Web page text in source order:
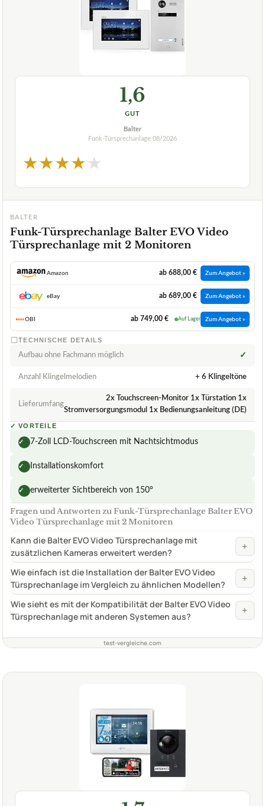
1,6
GUT
Balter
Funk-Türsprechanlage 08/2026
★★★★★
BALTER
Funk-Türsprechanlage Balter EVO Video
Türsprechanlage mit 2 Monitoren
Amazon ab 688,00 € Zum Angebot »
eBay ab 689,00 € Zum Angebot »
OBI ab 749,00 € Auf Lager Zum Angebot »
TECHNISCHE DETAILS
Aufbau ohne Fachmann möglich ✓
Anzahl Klingelmelodien + 6 Klingeltöne
Lieferumfang
2x Touchscreen-Monitor 1x Türstation 1x
Stromversorgungsmodul 1x Bedienungsanleitung (DE)
✓ VORTEILE
✓ 7-Zoll LCD-Touchscreen mit Nachtsichtmodus
✓ Installationskomfort
✓ erweiterter Sichtbereich von 150°
Fragen und Antworten zu Funk-Türsprechanlage Balter EVO
Video Türsprechanlage mit 2 Monitoren
Kann die Balter EVO Video Türsprechanlage mit
zusätzlichen Kameras erweitert werden?
+
Wie einfach ist die Installation der Balter EVO Video
Türsprechanlage im Vergleich zu ähnlichen Modellen?
+
Wie sieht es mit der Kompatibilität der Balter EVO Video
Türsprechanlage mit anderen Systemen aus?
+
test-vergleiche.com